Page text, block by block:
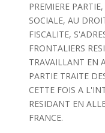
PREMIERE
SOCIALE, AU
FISCALITE,
FRONTALIERS
TRAVAILLANT EN
PARTIE TRAITE
CETTE FOIS A
RESIDANT EN
FRANCE.